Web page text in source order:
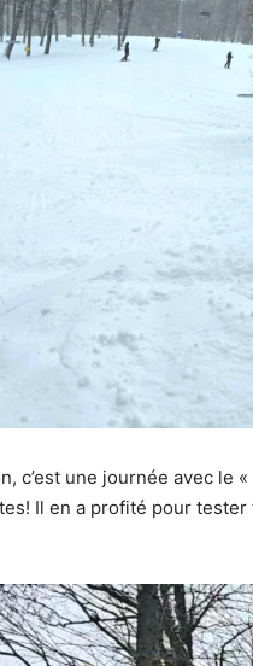
c’est une journée avec le
Il en a profité pour